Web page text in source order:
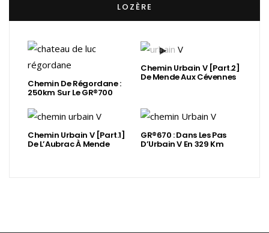
LOZÈRE
Chemin De Régordane :
250km Sur Le GR®700
Chemin Urbain V [Part.2]
De Mende Aux Cévennes
Chemin Urbain V [Part.1]
De L’Aubrac À Mende
GR®670 : Dans Les Pas
D’Urbain V En 329 Km